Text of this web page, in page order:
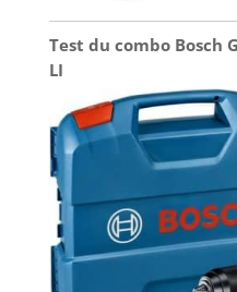
Test du combo Bosch
LI